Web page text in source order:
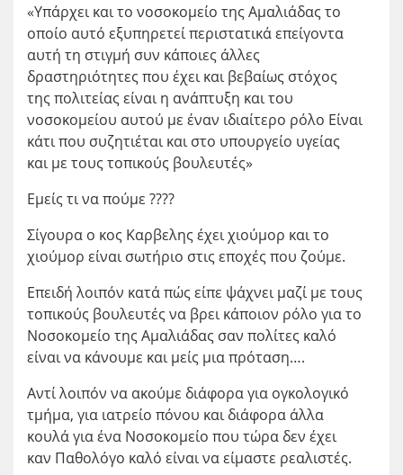
«Υπάρχει και το νοσοκομείο της Αμαλιάδας το
οποίο αυτό εξυπηρετεί περιστατικά επείγοντα
αυτή τη στιγμή συν κάποιες άλλες
δραστηριότητες που έχει και βεβαίως στόχος
της πολιτείας είναι η ανάπτυξη και του
νοσοκομείου αυτού με έναν ιδιαίτερο ρόλο Είναι
κάτι που συζητιέται και στο υπουργείο υγείας
και με τους τοπικούς βουλευτές»
Εμείς τι να πούμε ????
Σίγουρα ο κος Καρβελης έχει χιούμορ και το
χιούμορ είναι σωτήριο στις εποχές που ζούμε.
Επειδή λοιπόν κατά πώς είπε ψάχνει μαζί με τους
τοπικούς βουλευτές να βρει κάποιον ρόλο για το
Νοσοκομείο της Αμαλιάδας σαν πολίτες καλό
είναι να κάνουμε και μείς μια πρόταση….
Αντί λοιπόν να ακούμε διάφορα για ογκολογικό
τμήμα, για ιατρείο πόνου και διάφορα άλλα
κουλά για ένα Νοσοκομείο που τώρα δεν έχει
καν Παθολόγο καλό είναι να είμαστε ρεαλιστές.